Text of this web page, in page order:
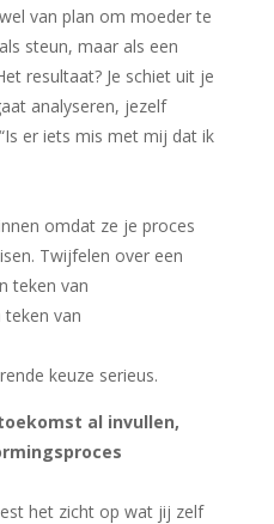
van plan om moeder te
steun, maar als een
resultaat? Je schiet uit je
analyseren, jezelf
er iets mis met mij dat ik
omdat ze je proces
Twijfelen over een
teken van
van
keuze serieus.
al invullen,
het zicht op wat jij zelf